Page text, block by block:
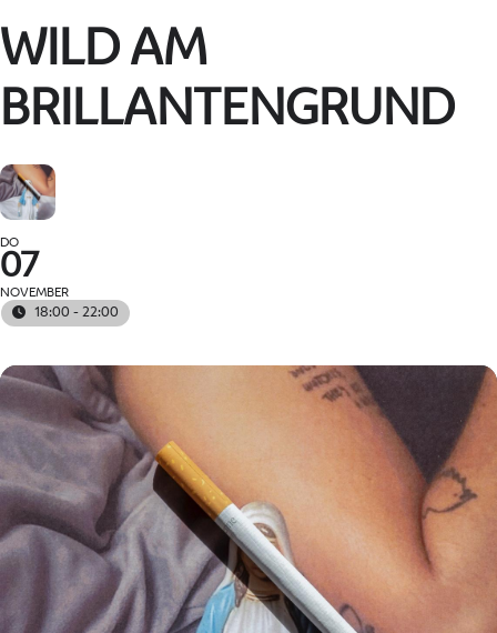
WILD AM
BRILLANTENGRUND
DO
07
NOVEMBER
18:00 - 22:00